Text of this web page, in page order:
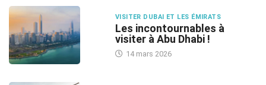
VISITER DUBAI ET LES ÉMIRATS
Les incontournables à
visiter à Abu Dhabi !
14 mars 2026